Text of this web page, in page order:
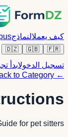
كيف يعملالنماذج
🇫🇷
🇬🇧
🇩🇿
تسجيل الدخولابدأ
← Back to Category
for pet sitters.